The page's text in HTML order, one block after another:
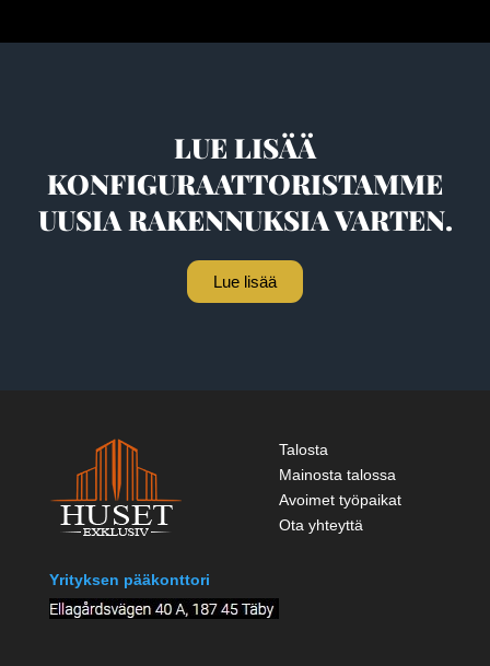
LUE LISÄÄ
KONFIGURAATTORISTAMME
UUSIA RAKENNUKSIA VARTEN.
Lue lisää
Yrityksen pääkonttori
Talosta
Mainosta talossa
Avoimet työpaikat
Ota yhteyttä